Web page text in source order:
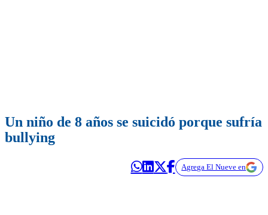
Un niño de 8 años se suicidó porque sufría
bullying
Agrega El Nueve en